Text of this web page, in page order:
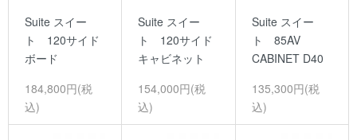
Suite スイー
ト 120サイド
ボード
184,800円(税
込)
Suite スイー
ト 120サイド
キャビネット
154,000円(税
込)
Suite スイー
ト 85AV
CABINET D40
135,300円(税
込)